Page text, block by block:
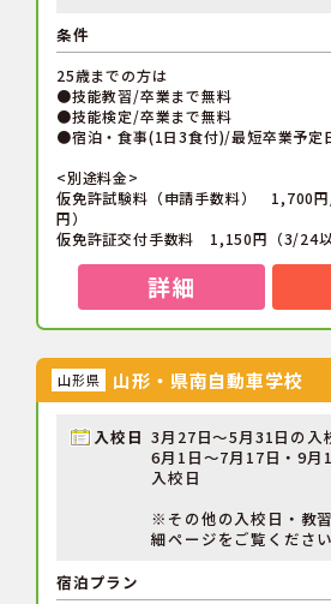
条件
25歳までの方は
●技能教習/卒業まで無料
●技能検定/卒業まで無料
●宿泊・食事(1日3食付)/最短卒業予定
<別途料金>
仮免許試験料（申請手数料） 1,700
円）
仮免許証交付手数料 1,150円（3/24以
詳細
山形県 山形・県南自動車学校
入校日 3月27日～5月31日の入
6月1日～7月17日・9月
入校日
※その他の入校日・教
細ページをご覧ください
宿泊プラン